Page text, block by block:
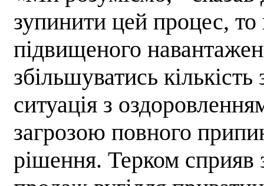
зупинити цей процес, то
підвищеного
збільшуватись
ситуація з
загрозою повного
рішення. Терком